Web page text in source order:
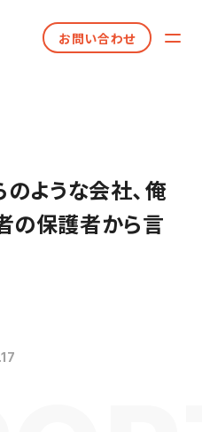
お問い合わせ
のような会社、俺
の保護者から言